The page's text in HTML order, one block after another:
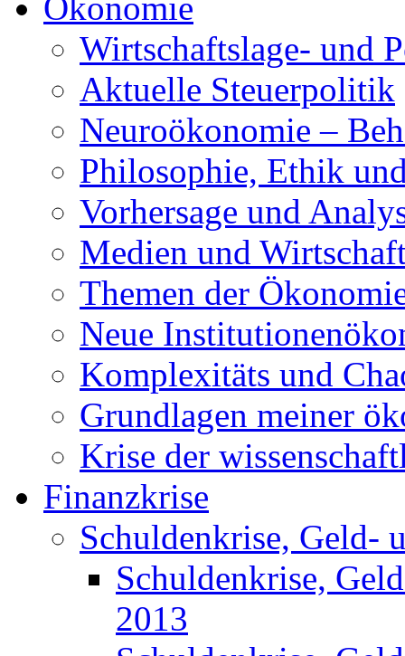
Wirtschaftslage- und
Aktuelle Steuerpolitik
Neuroökonomie –
Philosophie, Ethik
Vorhersage und
Medien und
Themen der
Neue
Komplexitäts und
Grundlagen meiner
Krise der
Finanzkrise
Schuldenkrise, Geld-
Schuldenkrise,
2013